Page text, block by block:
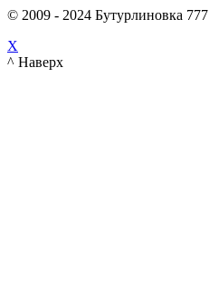
© 2009 - 2024 Бутурлиновка 777
X
^ Наверх